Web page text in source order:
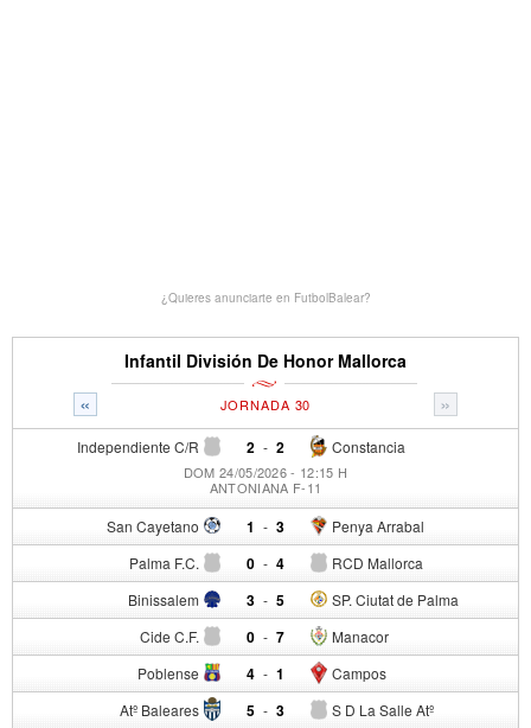
¿Quieres anunciarte en FutbolBalear?
Infantil División De Honor Mallorca
« »
JORNADA 30
Independiente C/R 2 - Constancia
2
DOM 24/05/2026 - 12:15 H
ANTONIANA F-11
San Cayetano 1 - Penya Arrabal
3
Palma F.C. 0 - RCD Mallorca
4
Binissalem 3 - SP. Ciutat de Palma
5
Cide C.F. 0 - Manacor
7
Poblense 4 - Campos
1
Atº Baleares 5 - S D La Salle Atº
3